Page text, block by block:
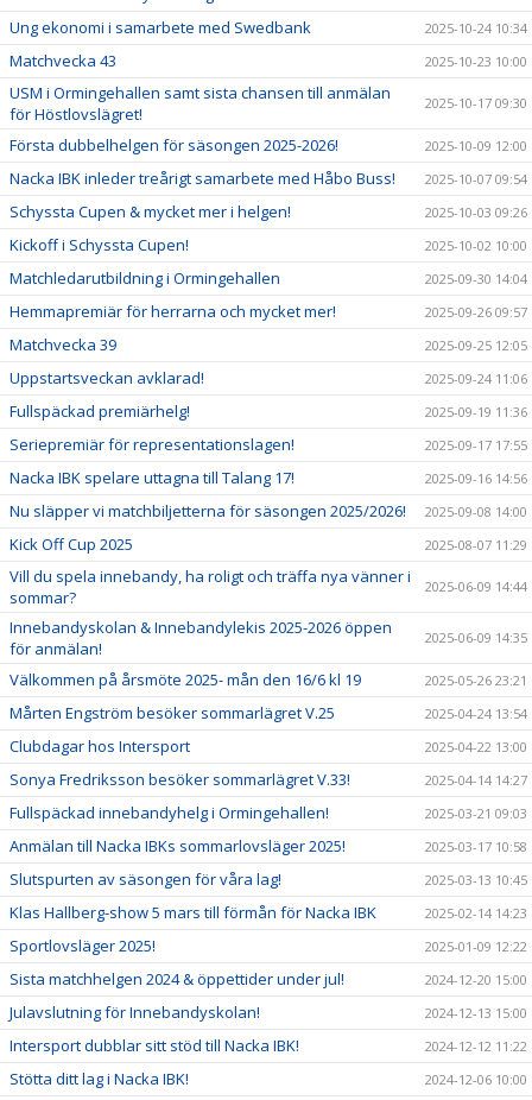
Ung ekonomi i samarbete med Swedbank 2025-10-24 10:34
Matchvecka 43 2025-10-23 10:00
USM i Ormingehallen samt sista chansen till anmälan
för Höstlovslägret!
2025-10-17 09:30
Första dubbelhelgen för säsongen 2025-2026! 2025-10-09 12:00
Nacka IBK inleder treårigt samarbete med Håbo Buss! 2025-10-07 09:54
Schyssta Cupen & mycket mer i helgen! 2025-10-03 09:26
Kickoff i Schyssta Cupen! 2025-10-02 10:00
Matchledarutbildning i Ormingehallen 2025-09-30 14:04
Hemmapremiär för herrarna och mycket mer! 2025-09-26 09:57
Matchvecka 39 2025-09-25 12:05
Uppstartsveckan avklarad! 2025-09-24 11:06
Fullspäckad premiärhelg! 2025-09-19 11:36
Seriepremiär för representationslagen! 2025-09-17 17:55
Nacka IBK spelare uttagna till Talang 17! 2025-09-16 14:56
Nu släpper vi matchbiljetterna för säsongen 2025/2026! 2025-09-08 14:00
Kick Off Cup 2025 2025-08-07 11:29
Vill du spela innebandy, ha roligt och träffa nya vänner i
sommar?
2025-06-09 14:44
Innebandyskolan & Innebandylekis 2025-2026 öppen
för anmälan!
2025-06-09 14:35
Välkommen på årsmöte 2025- mån den 16/6 kl 19 2025-05-26 23:21
Mårten Engström besöker sommarlägret V.25 2025-04-24 13:54
Clubdagar hos Intersport 2025-04-22 13:00
Sonya Fredriksson besöker sommarlägret V.33! 2025-04-14 14:27
Fullspäckad innebandyhelg i Ormingehallen! 2025-03-21 09:03
Anmälan till Nacka IBKs sommarlovsläger 2025! 2025-03-17 10:58
Slutspurten av säsongen för våra lag! 2025-03-13 10:45
Klas Hallberg-show 5 mars till förmån för Nacka IBK 2025-02-14 14:23
Sportlovsläger 2025! 2025-01-09 12:22
Sista matchhelgen 2024 & öppettider under jul! 2024-12-20 15:00
Julavslutning för Innebandyskolan! 2024-12-13 15:00
Intersport dubblar sitt stöd till Nacka IBK! 2024-12-12 11:22
Stötta ditt lag i Nacka IBK! 2024-12-06 10:00